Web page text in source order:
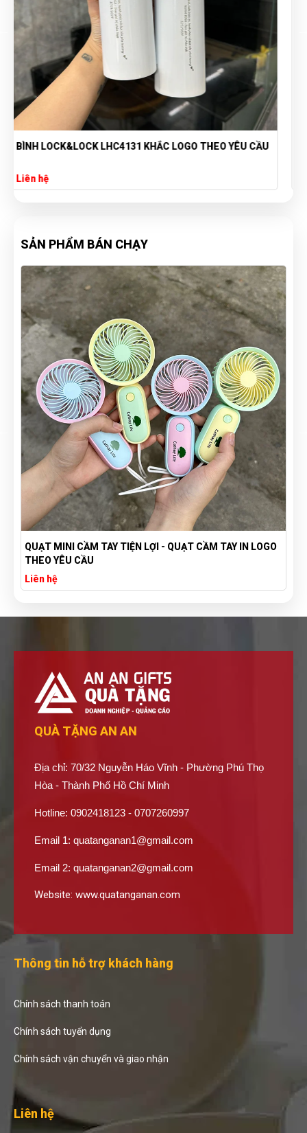
BÌNH GIỮ NHIỆT LOCK&LOCK 450ML KÈM HỘP ĐỰNG
Liên hệ
SẢN PHẨM BÁN CHẠY
TÚI VẢI BỐ CANVAS IN LOGO THEO YÊU CẦU GIÁ RẺ -
XƯỞNG SẢN XUẤT TÚI VẢI CANVAS
Liên hệ
QUÀ TẶNG AN AN
Địa chỉ: 70/32 Nguyễn Háo Vĩnh - Phường Phú Thọ
Hòa - Thành Phố Hồ Chí Minh
Hotline: 0902418123 - 0707260997
Email 1: quatanganan1@gmail.com
Email 2: quatanganan2@gmail.com
Website: www.quatanganan.com
Thông tin hỗ trợ khách hàng
Chính sách thanh toán
Chính sách tuyển dụng
Chính sách vận chuyển và giao nhận
Liên hệ